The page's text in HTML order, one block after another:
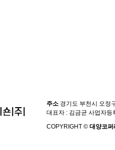
주소 경기도 부천시 오정
대표자 : 김금균 사업자
COPYRIGHT © 대양코퍼